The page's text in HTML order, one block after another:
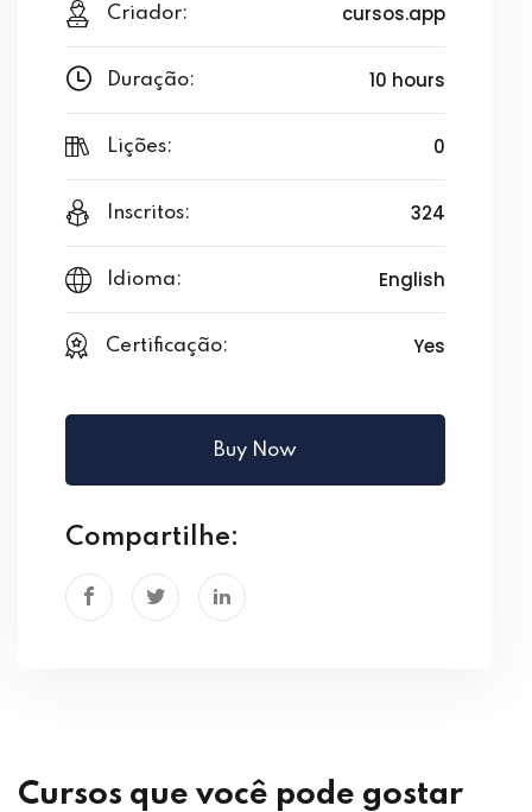
Criador: cursos.app
Duração: 10 hours
Lições: 0
Inscritos: 324
Idioma: English
Certificação: Yes
Buy Now
Compartilhe:
Cursos que você pode gostar